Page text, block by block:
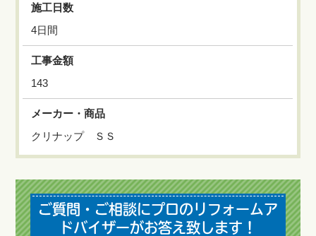
施工日数
4日間
工事金額
143
メーカー・商品
クリナップ ＳＳ
ご質問・ご相談にプロのリフォームア
ドバイザーがお答え致します！